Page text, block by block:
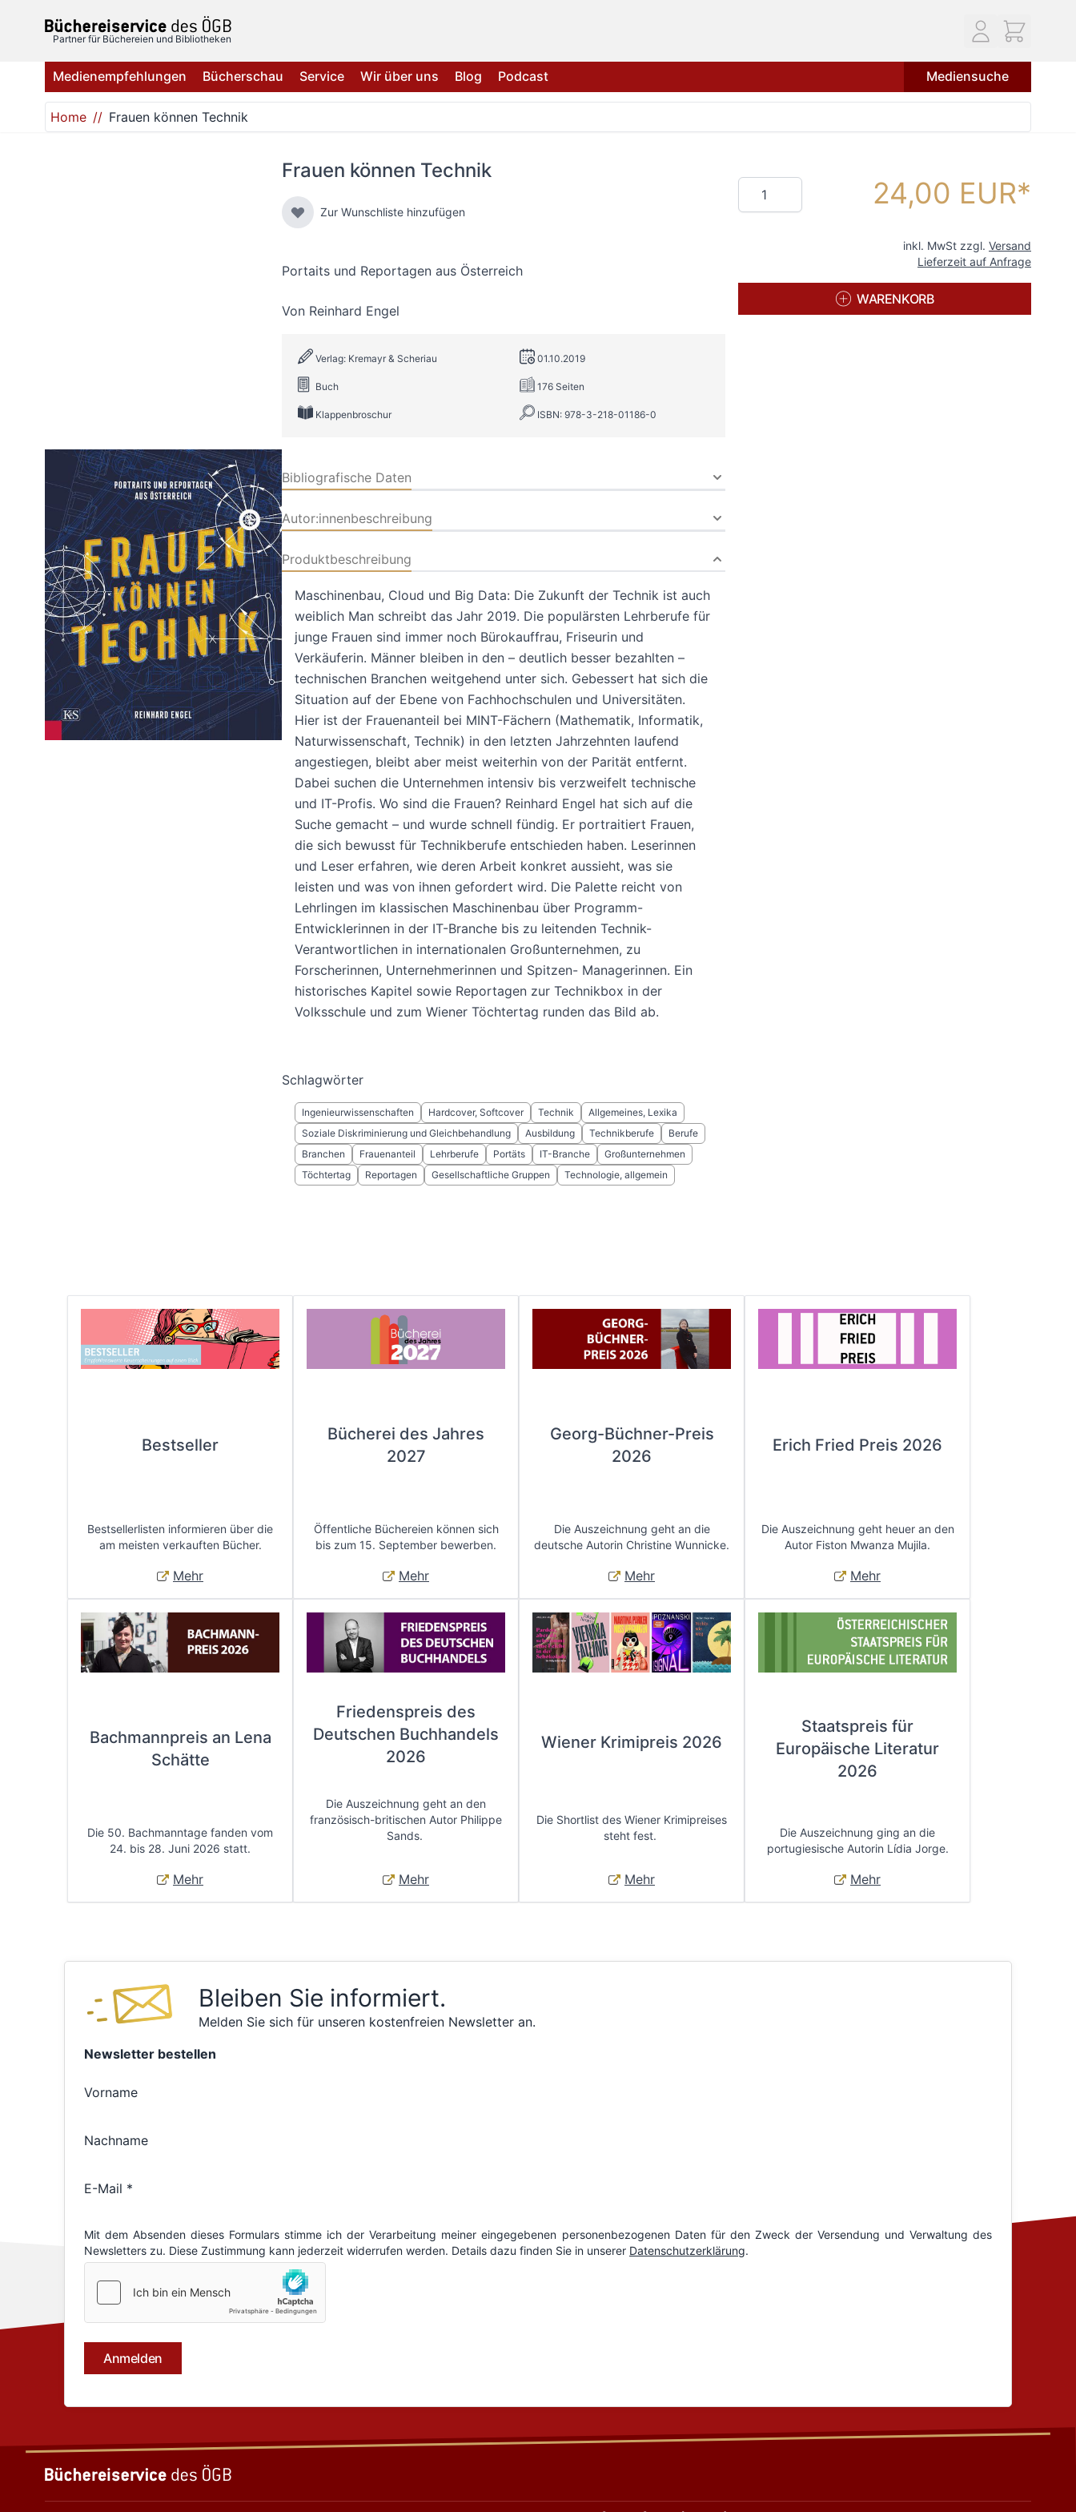
Partner für Büchereien und Bibliotheken
Medienempfehlungen Bücherschau Service Wir über uns Blog Podcast Mediensuche
Home Frauen können Technik
Frauen können Technik
Zur Wunschliste hinzufügen
Portaits und Reportagen aus Österreich
Von Reinhard Engel
Verlag: Kremayr & Scheriau 01.10.2019
Buch 176 Seiten
Klappenbroschur ISBN: 978-3-218-01186-0
Bibliografische Daten
Autor:innenbeschreibung
Produktbeschreibung
Maschinenbau, Cloud und Big Data: Die Zukunft der Technik ist auch
weiblich Man schreibt das Jahr 2019. Die populärsten Lehrberufe für
junge Frauen sind immer noch Bürokauffrau, Friseurin und
Verkäuferin. Männer bleiben in den – deutlich besser bezahlten –
technischen Branchen weitgehend unter sich. Gebessert hat sich die
Situation auf der Ebene von Fachhochschulen und Universitäten.
Hier ist der Frauenanteil bei MINT-Fächern (Mathematik, Informatik,
Naturwissenschaft, Technik) in den letzten Jahrzehnten laufend
angestiegen, bleibt aber meist weiterhin von der Parität entfernt.
Dabei suchen die Unternehmen intensiv bis verzweifelt technische
und IT-Profis. Wo sind die Frauen? Reinhard Engel hat sich auf die
Suche gemacht – und wurde schnell fündig. Er portraitiert Frauen,
die sich bewusst für Technikberufe entschieden haben. Leserinnen
und Leser erfahren, wie deren Arbeit konkret aussieht, was sie
leisten und was von ihnen gefordert wird. Die Palette reicht von
Lehrlingen im klassischen Maschinenbau über Programm-
Entwicklerinnen in der IT-Branche bis zu leitenden Technik-
Verantwortlichen in internationalen Großunternehmen, zu
Forscherinnen, Unternehmerinnen und Spitzen- Managerinnen. Ein
historisches Kapitel sowie Reportagen zur Technikbox in der
Volksschule und zum Wiener Töchtertag runden das Bild ab.
Schlagwörter
Ingenieurwissenschaften Hardcover, Softcover Technik
Allgemeines, Lexika
Soziale Diskriminierung und Gleichbehandlung
Ausbildung Technikberufe
Berufe
Branchen
Frauenanteil Lehrberufe Portäts IT-Branche
Großunternehmen
Töchtertag
Reportagen Gesellschaftliche Gruppen Technologie, allgemein
Menge 24,00 EUR
inkl. MwSt zzgl. Versand
Lieferzeit auf Anfrage
WARENKORB
Bestseller
Bestsellerlisten informieren über die
am meisten verkauften Bücher.
Mehr
Bücherei des Jahres
2027
Öffentliche Büchereien können sich
bis zum 15. September bewerben.
Mehr
Georg-Büchner-Preis
2026
Die Auszeichnung geht an die
deutsche Autorin Christine Wunnicke.
Mehr
Erich Fried Preis 2026
Die Auszeichnung geht heuer an den
Autor Fiston Mwanza Mujila.
Mehr
Bachmannpreis an Lena
Schätte
Die 50. Bachmanntage fanden vom
24. bis 28. Juni 2026 statt.
Mehr
Friedenspreis des
Deutschen Buchhandels
2026
Die Auszeichnung geht an den
französisch-britischen Autor Philippe
Sands.
Mehr
Wiener Krimipreis 2026
Die Shortlist des Wiener Krimipreises
steht fest.
Mehr
Staatspreis für
Europäische Literatur
2026
Die Auszeichnung ging an die
portugiesische Autorin Lídia Jorge.
Mehr
Bleiben Sie informiert.
Melden Sie sich für unseren kostenfreien Newsletter an.